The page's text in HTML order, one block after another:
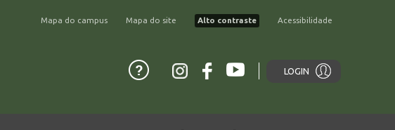
Mapa do campus Mapa do site Alto contraste Acessibilidade
LOGIN